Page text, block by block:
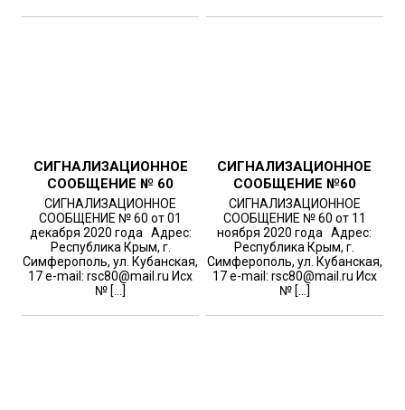
СИГНАЛИЗАЦИОННОЕ
СООБЩЕНИЕ № 60
СИГНАЛИЗАЦИОННОЕ
СООБЩЕНИЕ № 60 от 01
декабря 2020 года Адрес:
Республика Крым, г.
Симферополь, ул. Кубанская,
17 e-mail: rsc80@mail.ru Исх
№ […]
СИГНАЛИЗАЦИОННОЕ
СООБЩЕНИЕ №60
СИГНАЛИЗАЦИОННОЕ
СООБЩЕНИЕ № 60 от 11
ноября 2020 года Адрес:
Республика Крым, г.
Симферополь, ул. Кубанская,
17 e-mail: rsc80@mail.ru Исх
№ […]